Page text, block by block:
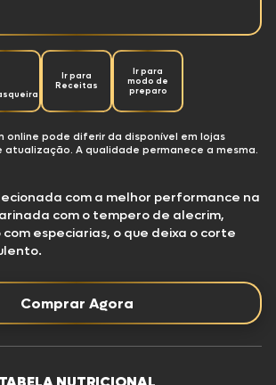
Ir para
Receitas
Ir para
modo de
preparo
online pode diferir da disponível em lojas
atualização. A qualidade permanece a mesma.
com a melhor performance na
com o tempero de alecrim,
especiarias, o que deixa o corte
Comprar Agora